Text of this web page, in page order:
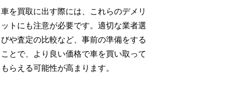
車を買取に出す際には、これらのデメリ
ットにも注意が必要です。適切な業者選
びや査定の比較など、事前の準備をする
ことで、より良い価格で車を買い取って
もらえる可能性が高まります。